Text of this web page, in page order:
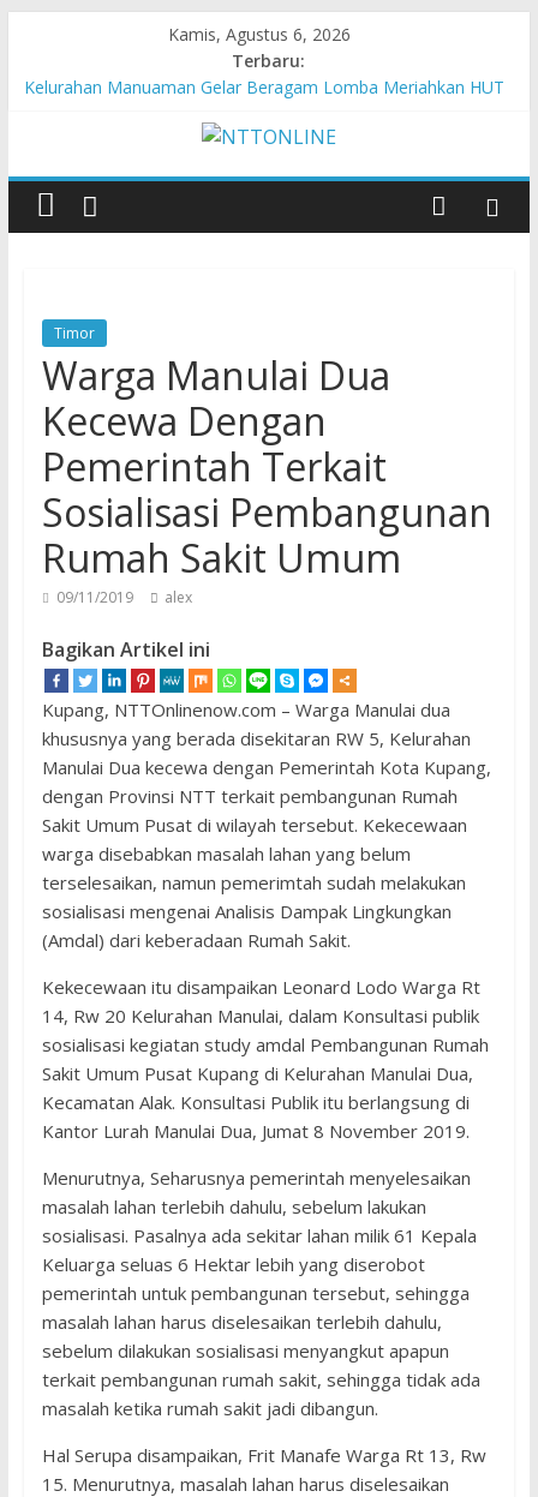
Kamis, Agustus 6, 2026
Terbaru:
Hasil KKN Kolaborasi UGM-Undana Jadi Pedoman Bangun
Desa Desa, Tak Sekadar Laporan
Kelurahan Manuaman Gelar Beragam Lomba Meriahkan HUT
Pengadaan Kapal PPA Perkuat Kemampuan Pertahanan Udara
TNI AL Hadapi Ancaman Maritim Modern
Cahaya Kemerdekaan di Nonotbatan: Listrik Masuk Desa, PLN
Timor
Warga Manulai Dua
Kecewa Dengan
Pemerintah Terkait
Sosialisasi Pembangunan
Rumah Sakit Umum
09/11/2019 alex
Bagikan Artikel ini
Kupang, NTTOnlinenow.com – Warga Manulai dua
khususnya yang berada disekitaran RW 5, Kelurahan
Manulai Dua kecewa dengan Pemerintah Kota Kupang,
dengan Provinsi NTT terkait pembangunan Rumah
Sakit Umum Pusat di wilayah tersebut. Kekecewaan
warga disebabkan masalah lahan yang belum
terselesaikan, namun pemerimtah sudah melakukan
sosialisasi mengenai Analisis Dampak Lingkungkan
(Amdal) dari keberadaan Rumah Sakit.
Kekecewaan itu disampaikan Leonard Lodo Warga Rt
14, Rw 20 Kelurahan Manulai, dalam Konsultasi publik
sosialisasi kegiatan study amdal Pembangunan Rumah
Sakit Umum Pusat Kupang di Kelurahan Manulai Dua,
Kecamatan Alak. Konsultasi Publik itu berlangsung di
Kantor Lurah Manulai Dua, Jumat 8 November 2019.
Menurutnya, Seharusnya pemerintah menyelesaikan
masalah lahan terlebih dahulu, sebelum lakukan
sosialisasi. Pasalnya ada sekitar lahan milik 61 Kepala
Keluarga seluas 6 Hektar lebih yang diserobot
pemerintah untuk pembangunan tersebut, sehingga
masalah lahan harus diselesaikan terlebih dahulu,
sebelum dilakukan sosialisasi menyangkut apapun
terkait pembangunan rumah sakit, sehingga tidak ada
masalah ketika rumah sakit jadi dibangun.
Hal Serupa disampaikan, Frit Manafe Warga Rt 13, Rw
15. Menurutnya, masalah lahan harus diselesaikan